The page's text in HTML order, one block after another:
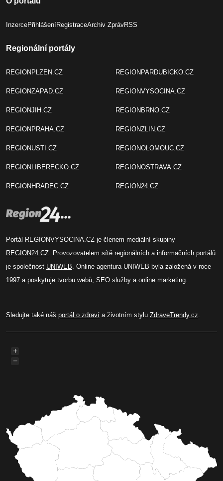
InzercePřihlášeníRegistraceArchiv ZprávRSS
Regionální portály
REGIONPLZEN.CZ
REGIONZAPAD.CZ
REGIONJIH.CZ
REGIONPRAHA.CZ
REGIONUSTI.CZ
REGIONLIBERECKO.CZ
REGIONHRADEC.CZ
REGIONPARDUBICKO.CZ
REGIONVYSOCINA.CZ
REGIONBRNO.CZ
REGIONZLIN.CZ
REGIONOLOMOUC.CZ
REGIONOSTRAVA.CZ
REGION24.CZ
Portál REGIONVYSOCINA.CZ je členem mediální skupiny
REGION24.CZ . Provozovatelem sítě regionálních a informačních portálů
je společnost UNIWEB . Online agentura UNIWEB byla založená v roce
1997 a poskytuje tvorbu webů, SEO služby a online marketing.
Sledujte také náš portál o zdraví a životním stylu ZdraveTrendy.cz
+
−